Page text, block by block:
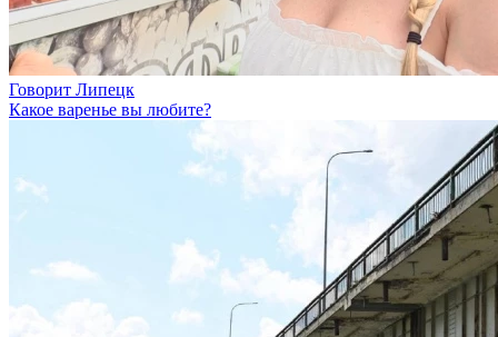
Говорит Липецк
Какое варенье вы любите?